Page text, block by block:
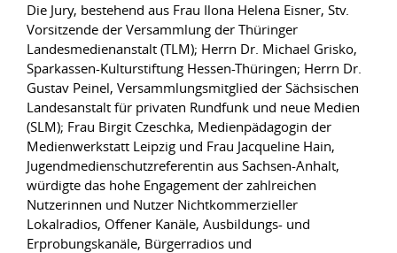
Die Jury, bestehend aus Frau Ilona Helena Eisner, Stv.
Vorsitzende der Versammlung der Thüringer
Landesmedienanstalt (TLM); Herrn Dr. Michael Grisko,
Sparkassen-Kulturstiftung Hessen-Thüringen; Herrn Dr.
Gustav Peinel, Versammlungsmitglied der Sächsischen
Landesanstalt für privaten Rundfunk und neue Medien
(SLM); Frau Birgit Czeschka, Medienpädagogin der
Medienwerkstatt Leipzig und Frau Jacqueline Hain,
Jugendmedienschutzreferentin aus Sachsen-Anhalt,
würdigte das hohe Engagement der zahlreichen
Nutzerinnen und Nutzer Nichtkommerzieller
Lokalradios, Offener Kanäle, Ausbildungs- und
Erprobungskanäle, Bürgerradios und